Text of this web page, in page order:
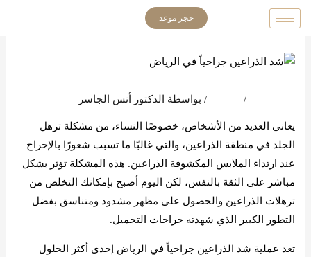
تخطي
إلى
حجز موعد
/ / بواسطة الدكتور أنس الجاسر
يعاني العديد من الأشخاص، خصوصًا النساء، من مشكلة ترهل
الجلد في منطقة الذراعين، والتي غالبًا ما تسبب شعورًا بالإحراج
عند ارتداء الملابس المكشوفة الذراعين. هذه المشكلة تؤثر بشكل
مباشر على الثقة بالنفس، لكن اليوم أصبح بإمكانك التخلص من
ترهلات الذراعين والحصول على مظهر مشدود ومتناسق بفضل
التطور الكبير الذي شهدته جراحات التجميل.
تعد عملية شد الذراعين جراحياً في الرياض إحدى أكثر الحلول